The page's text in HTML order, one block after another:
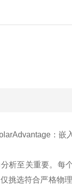
：嵌
析至关重要。每
挑选符合严格物